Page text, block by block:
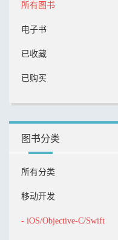
所有图书
电子书
已收藏
已购买
图书分类
所有分类
移动开发
- iOS/Objective-C/Swift